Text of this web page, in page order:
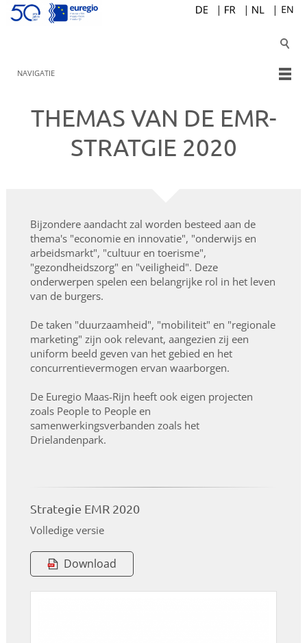
NAVIGATIE
THEMAS VAN DE EMR-
STRATGIE 2020
Bijzondere aandacht zal worden besteed aan de
thema's "economie en innovatie", "onderwijs en
arbeidsmarkt", "cultuur en toerisme",
"gezondheidszorg" en "veiligheid". Deze
onderwerpen spelen een belangrijke rol in het leven
van de burgers.
De taken "duurzaamheid", "mobiliteit" en "regionale
marketing" zijn ook relevant, aangezien zij een
uniform beeld geven van het gebied en het
concurrentievermogen ervan waarborgen.
De Euregio Maas-Rijn heeft ook eigen projecten
zoals People to People en
samenwerkingsverbanden zoals het
Drielandenpark.
Strategie EMR 2020
Volledige versie
Download